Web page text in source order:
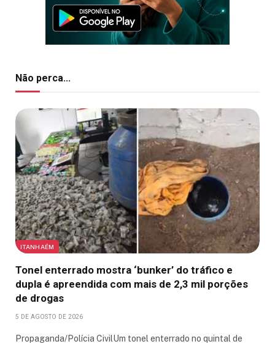
Não perca...
ITANHAÉM
Tonel enterrado mostra ‘bunker’ do tráfico e
dupla é apreendida com mais de 2,3 mil porções
de drogas
5 DE AGOSTO DE 2026
Propaganda/Polícia CivilUm tonel enterrado no quintal de